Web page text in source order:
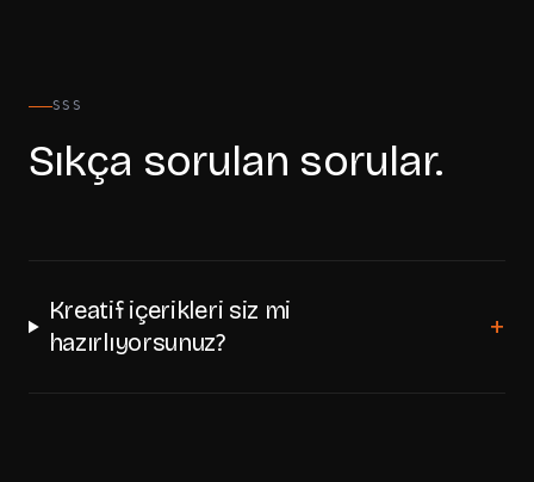
SSS
Sıkça sorulan sorular.
Kreatif içerikleri siz mi
hazırlıyorsunuz?
+